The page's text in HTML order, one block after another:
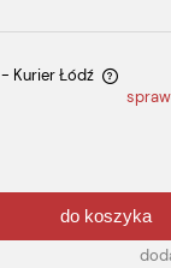
- Kurier Łódź
do koszyka